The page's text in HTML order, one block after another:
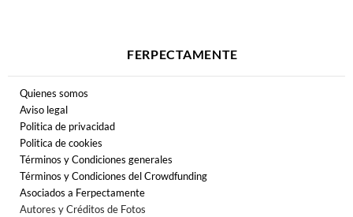
FERPECTAMENTE
Quienes somos
Aviso legal
Politica de privacidad
Politica de cookies
Términos y Condiciones generales
Términos y Condiciones del Crowdfunding
Asociados a Ferpectamente
Autores y Créditos de Fotos